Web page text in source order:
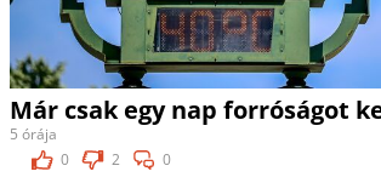
Már csak egy nap forróságot
5 órája
0
2 0